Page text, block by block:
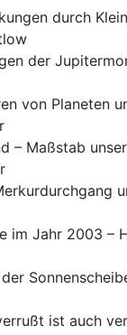
durch
der
von Planeten
– Maßstab
im Jahr 2003 –
ist auch